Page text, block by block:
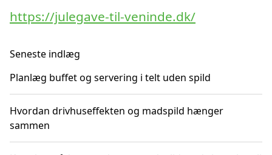
https://julegave-til-veninde.dk/
Seneste indlæg
Planlæg buffet og servering i telt uden spild
Hvordan drivhuseffekten og madspild hænger
sammen